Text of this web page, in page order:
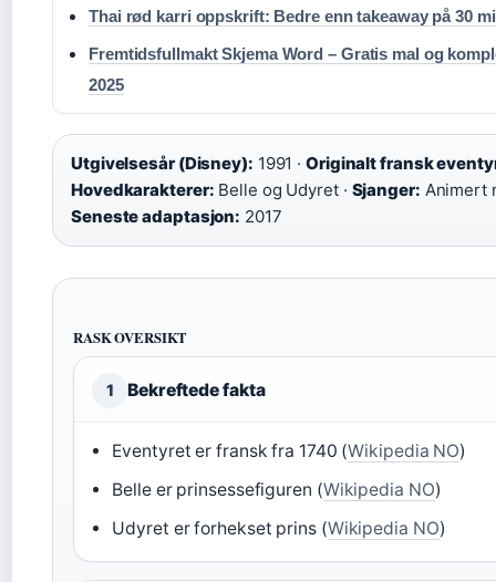
Thai rød karri oppskrift: Bedre enn takeaway på 30
Fremtidsfullmakt Skjema Word – Gratis mal og
2025
Utgivelsesår (Disney): 1991 ·Originalt fransk
Hovedkarakterer: Belle og Udyret · Sjanger: Animert
Seneste adaptasjon: 2017
RASK OVERSIKT
1 Bekreftede fakta
Eventyret er fransk fra 1740 (Wikipedia NO)
Belle er prinsessefiguren (Wikipedia NO)
Udyret er forhekset prins (Wikipedia NO)